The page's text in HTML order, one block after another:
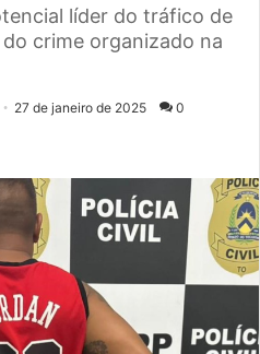
líder do tráfico de
crime organizado na
27 de janeiro de 2025 0